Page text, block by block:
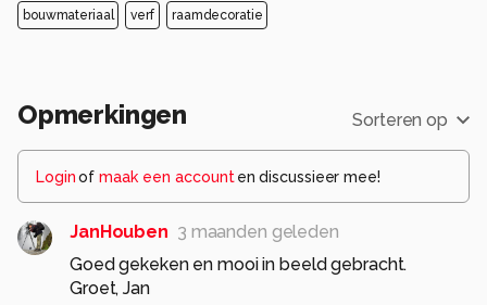
bouwmateriaal verf raamdecoratie
Opmerkingen Sorteren op
Loginof maak een account en discussieer mee!
JanHouben 3 maanden geleden
Goed gekeken en mooi in beeld gebracht.
Groet, Jan